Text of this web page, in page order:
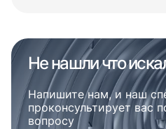
Не нашли что
Напишите нам, и наш
проконсультирует вас
вопросу